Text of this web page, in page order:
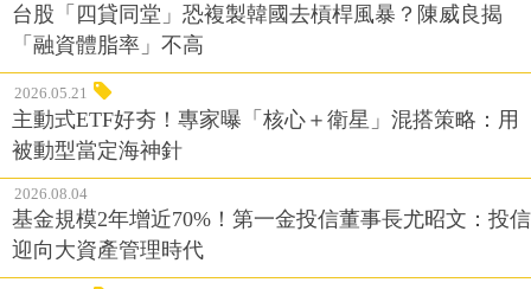
台股「四貸同堂」恐複製韓國去槓桿風暴？陳威良揭
「融資體脂率」不高
2026.05.21
主動式ETF好夯！專家曝「核心＋衛星」混搭策略：用
被動型當定海神針
2026.08.04
基金規模2年增近70%！第一金投信董事長尤昭文：投信
迎向大資產管理時代